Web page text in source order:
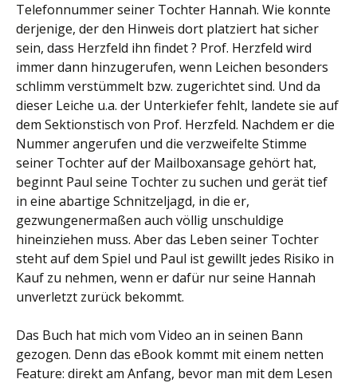
Telefonnummer seiner Tochter Hannah. Wie konnte
derjenige, der den Hinweis dort platziert hat sicher
sein, dass Herzfeld ihn findet ? Prof. Herzfeld wird
immer dann hinzugerufen, wenn Leichen besonders
schlimm verstümmelt bzw. zugerichtet sind. Und da
dieser Leiche u.a. der Unterkiefer fehlt, landete sie auf
dem Sektionstisch von Prof. Herzfeld. Nachdem er die
Nummer angerufen und die verzweifelte Stimme
seiner Tochter auf der Mailboxansage gehört hat,
beginnt Paul seine Tochter zu suchen und gerät tief
in eine abartige Schnitzeljagd, in die er,
gezwungenermaßen auch völlig unschuldige
hineinziehen muss. Aber das Leben seiner Tochter
steht auf dem Spiel und Paul ist gewillt jedes Risiko in
Kauf zu nehmen, wenn er dafür nur seine Hannah
unverletzt zurück bekommt.
Das Buch hat mich vom Video an in seinen Bann
gezogen. Denn das eBook kommt mit einem netten
Feature: direkt am Anfang, bevor man mit dem Lesen